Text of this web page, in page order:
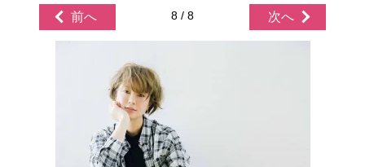
前へ 8 / 8 次へ